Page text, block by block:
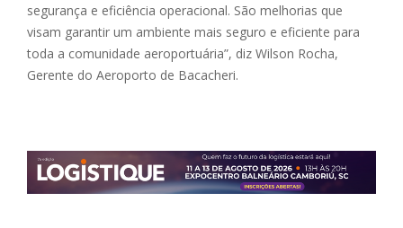
segurança e eficiência operacional. São melhorias que
visam garantir um ambiente mais seguro e eficiente para
toda a comunidade aeroportuária”, diz Wilson Rocha,
Gerente do Aeroporto de Bacacheri.